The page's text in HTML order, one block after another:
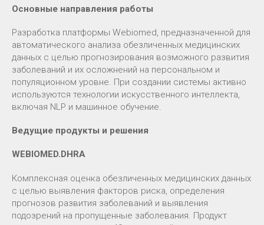
Основные направления работы
Разработка платформы Webiomed, предназначенной для
автоматического анализа обезличенных медицинских
данных с целью прогнозирования возможного развития
заболеваний и их осложнений на персональном и
популяционном уровне. При создании системы активно
используются технологии искусственного интеллекта,
включая NLP и машинное обучение.
Ведущие продукты и решения
WEBIOMED.DHRA
Комплексная оценка обезличенных медицинских данных
с целью выявления факторов риска, определения
прогнозов развития заболеваний и выявления
подозрений на пропущенные заболевания. Продукт